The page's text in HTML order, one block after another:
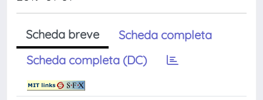
Scheda breve
Scheda completa
Scheda completa (DC)